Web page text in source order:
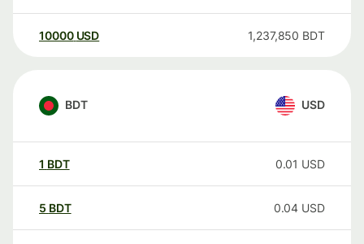
10000 USD 1,237,850 BDT
BDT USD
1 BDT 0.01 USD
5 BDT 0.04 USD